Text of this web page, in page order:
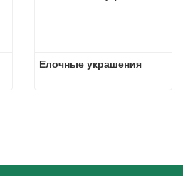
Елочные украшения